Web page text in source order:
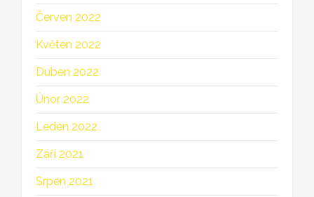
Červen 2022
Květen 2022
Duben 2022
Únor 2022
Leden 2022
Září 2021
Srpen 2021